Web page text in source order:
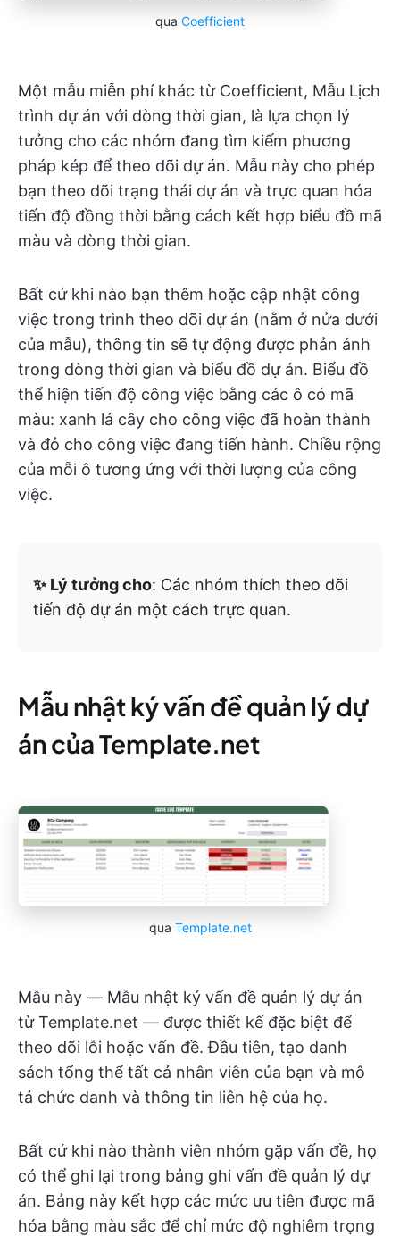
qua Coefficient
Một mẫu miễn phí khác từ Coefficient, Mẫu Lịch
trình dự án với dòng thời gian, là lựa chọn lý
tưởng cho các nhóm đang tìm kiếm phương
pháp kép để theo dõi dự án. Mẫu này cho phép
bạn theo dõi trạng thái dự án và trực quan hóa
tiến độ đồng thời bằng cách kết hợp biểu đồ mã
màu và dòng thời gian.
Bất cứ khi nào bạn thêm hoặc cập nhật công
việc trong trình theo dõi dự án (nằm ở nửa dưới
của mẫu), thông tin sẽ tự động được phản ánh
trong dòng thời gian và biểu đồ dự án. Biểu đồ
thể hiện tiến độ công việc bằng các ô có mã
màu: xanh lá cây cho công việc đã hoàn thành
và đỏ cho công việc đang tiến hành. Chiều rộng
của mỗi ô tương ứng với thời lượng của công
việc.
✨ Lý tưởng cho: Các nhóm thích theo dõi
tiến độ dự án một cách trực quan.
Mẫu nhật ký vấn đề quản lý dự
án của Template.net
qua Template.net
Mẫu này — Mẫu nhật ký vấn đề quản lý dự án
từ Template.net — được thiết kế đặc biệt để
theo dõi lỗi hoặc vấn đề. Đầu tiên, tạo danh
sách tổng thể tất cả nhân viên của bạn và mô
tả chức danh và thông tin liên hệ của họ.
Bất cứ khi nào thành viên nhóm gặp vấn đề, họ
có thể ghi lại trong bảng ghi vấn đề quản lý dự
án. Bảng này kết hợp các mức ưu tiên được mã
hóa bằng màu sắc để chỉ mức độ nghiêm trọng